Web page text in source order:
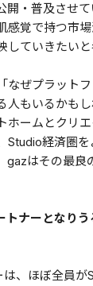
開・普及させ
感覚で持つ市
ていきたいと
なぜプラット
もいるかもし
ホームとクリ
Studio経済圏
gazはその最良
ナーとなりう
は、ほぼ全員